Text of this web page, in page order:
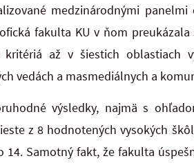
medzinárodnými panelmi
fakulta KU v ňom
až v šiestich oblastiach
vedách a masmediálnych a
výsledky, najmä s
z 8 hodnotených vysokých
Samotný fakt, že fakulta